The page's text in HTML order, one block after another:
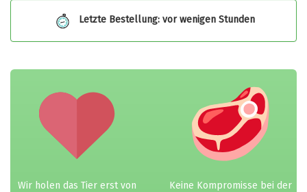
Letzte Bestellung: vor wenigen Stunden
Wir holen das Tier erst von
Keine Kompromisse bei der